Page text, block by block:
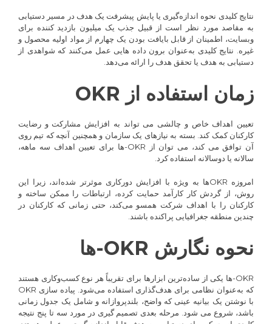
نتایج کلیدی نحوه اندازه‌گیری یا پایش پیشرفت یک هدف در مسیر دستیابی
به مقاصد مورد نظر است از قبیل جذب یک میلیون بازدید کننده برای
وبسایت، اطمینان از قابل بایافت بودن یک چهارم از مواد اولیه محصول و
غیره. نتایج کلیدی به‌عنوان برون داده هایی عمل می‌کنند که شواهدی از
دستیابی به هدف یا تحقق هدف را ارائه می‌دهد.
زمان استفاده از OKR
تعیین اهداف خاص و چالشی می تواند به افزایش مشارکت و رضایت
کارکنان کمک کند. بسته به نیازهای یک سازمان و همچنین آنچه که تیم روی
آن توافق می کند، می توان از OKR-ها برای تعیین اهداف سه ماهه،
سالانه یا دوسالانه استفاده کرد.
امروزه OKRها به ویژه با افزایش دورکاری موثرتر شده‌اند، زیرا این
روش، از گردش کار کارآمد حمایت کرده، ارتباطات را ممکن ساخته و
کارکنان را با اهداف شرکت همسو می‌کند، حتی زمانی که کارکنان در
چندین منطقه جغرافیایی پراکنده باشند.
نحوه نگارش OKR-ها
OKR-ها یکی از ساده‌ترین ابزارها برای تقریباً هر نوع کسب‌وکاری هستند
که به‌عنوان نظامی برای هدف‌گذاری استفاده می‌شود. پیاده سازی OKR
با نوشتن یک بیانیه عینی که واضح، بلندپروازانه و شامل یک جدول زمانی
باشد، شروع می شود. مرحله بعدی تصمیم گیری در مورد سه تا پنج نتیجه